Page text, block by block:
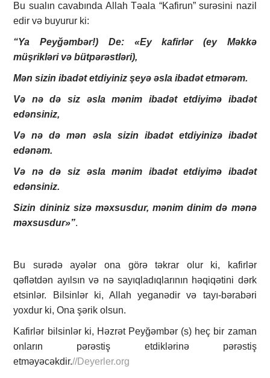
Bu sualın cavabında Allah Təala “Kafirun” surəsini nazil
edir və buyurur ki:
“Ya Peyğəmbər!) De: «Ey kafirlər (ey Məkkə
müşrikləri və bütpərəstləri),
Mən sizin ibadət etdiyiniz şeyə əsla ibadət etmərəm.
Və nə də siz əsla mənim ibadət etdiyimə ibadət
edənsiniz,
Və nə də mən əsla sizin ibadət etdiyinizə ibadət
edənəm.
Və nə də siz əsla mənim ibadət etdiyimə ibadət
edənsiniz.
Sizin dininiz sizə məxsusdur, mənim dinim də mənə
məxsusdur»”.
Bu surədə ayələr ona görə təkrar olur ki, kafirlər
qəflətdən ayılsın və nə sayıqladıqlarının həqiqətini dərk
etsinlər. Bilsinlər ki, Allah yeganədir və tayı-bərabəri
yoxdur ki, Ona şərik olsun.
Kafirlər bilsinlər ki, Həzrət Peyğəmbər (s) heç bir zaman
onların pərəstiş etdiklərinə pərəstiş
etməyəcəkdir.//Deyerler.org